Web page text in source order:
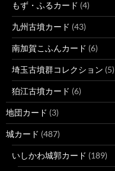
もず・ふるカード (4)
九州古墳カード (43)
南加賀こふんカード (6)
埼玉古墳群コレクション (5)
狛江古墳カード (6)
地団カード (3)
城カード (487)
いしかわ城郭カード (189)